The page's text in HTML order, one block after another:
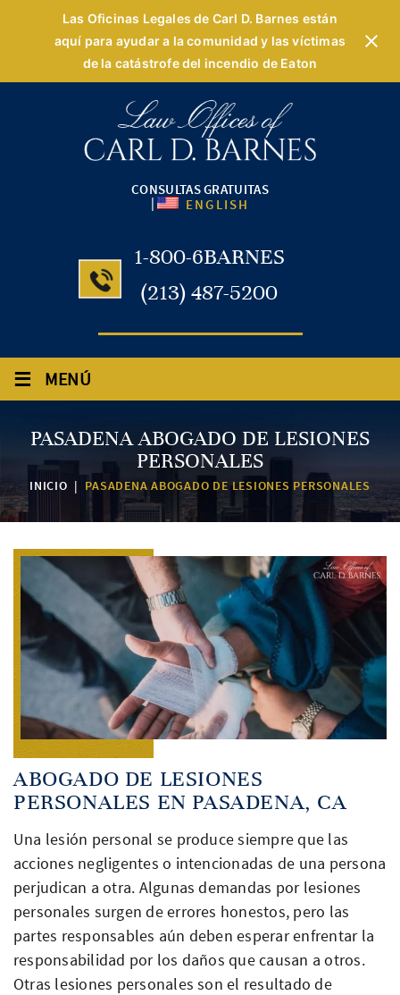
Las Oficinas Legales de Carl D. Barnes están
aquí para ayudar a la comunidad y las víctimas
de la catástrofe del incendio de Eaton
CONSULTAS GRATUITAS
| ENGLISH
1-800-6BARNES
(213) 487-5200
≡ MENÚ
PASADENA ABOGADO DE LESIONES
PERSONALES
INICIO | PASADENA ABOGADO DE LESIONES PERSONALES
ABOGADO DE LESIONES
PERSONALES EN PASADENA, CA
Una lesión personal se produce siempre que las
acciones negligentes o intencionadas de una persona
perjudican a otra. Algunas demandas por lesiones
personales surgen de errores honestos, pero las
partes responsables aún deben esperar enfrentar la
responsabilidad por los daños que causan a otros.
Otras lesiones personales son el resultado de